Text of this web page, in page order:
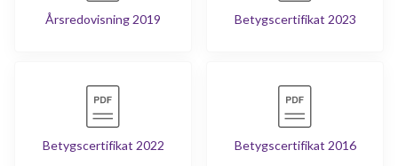
Årsredovisning 2019 Betygscertifikat 2023
Betygscertifikat 2022 Betygscertifikat 2016